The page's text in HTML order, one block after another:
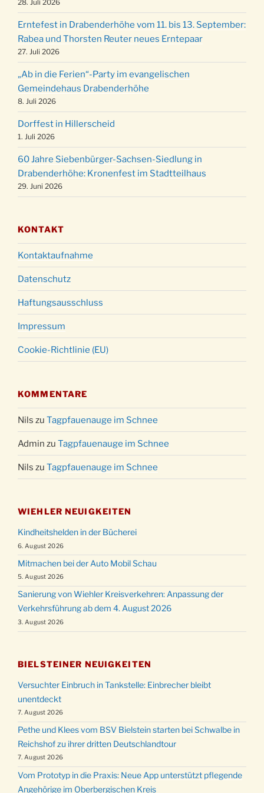
24.12.
Familiengottesdienst mit Krippenspiel im Ev.
Gemeindehaus um 15:00 Uhr
24.12. Familiengottesdienst in der FeG um 16 Uhr
24.12.
Weihnachtsgottesdienst in der Kirche um
15:00 Uhr
24.12.
Weihnachtsgottesdienst in der Kirche um
18:00 Uhr
24.12.
Christmette mit der ev. Jugend in der Kirche
um 23:00 Uhr
31.12.
Gottesdienst zu Silvester in der Kirche um
18:00 Uhr
28. Juli 2026
Erntefest in Drabenderhöhe vom 11. bis 13. September:
Rabea und Thorsten Reuter neues Erntepaar
27. Juli 2026
„Ab in die Ferien“-Party im evangelischen
Gemeindehaus Drabenderhöhe
8. Juli 2026
Dorffest in Hillerscheid
1. Juli 2026
60 Jahre Siebenbürger-Sachsen-Siedlung in
Drabenderhöhe: Kronenfest im Stadtteilhaus
29. Juni 2026
KONTAKT
Kontaktaufnahme
Datenschutz
Haftungsausschluss
Impressum
Cookie-Richtlinie (EU)
KOMMENTARE
Nils zu Tagpfauenauge im Schnee
Admin zu Tagpfauenauge im Schnee
Nils zu Tagpfauenauge im Schnee
WIEHLER NEUIGKEITEN
Kindheitshelden in der Bücherei
6. August 2026
Mitmachen bei der Auto Mobil Schau
5. August 2026
Sanierung von Wiehler Kreisverkehren: Anpassung der
Verkehrsführung ab dem 4. August 2026
3. August 2026
BIELSTEINER NEUIGKEITEN
Versuchter Einbruch in Tankstelle: Einbrecher bleibt
unentdeckt
7. August 2026
Pethe und Klees vom BSV Bielstein starten bei Schwalbe in
Reichshof zu ihrer dritten Deutschlandtour
7. August 2026
Vom Prototyp in die Praxis: Neue App unterstützt pflegende
Angehörige im Oberbergischen Kreis